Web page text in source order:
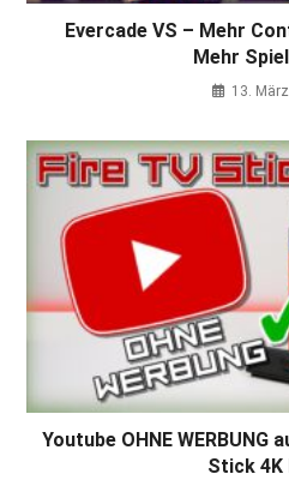
Evercade VS – Mehr
Mehr
13.
Youtube OHNE WERBUNG
Stick 4K